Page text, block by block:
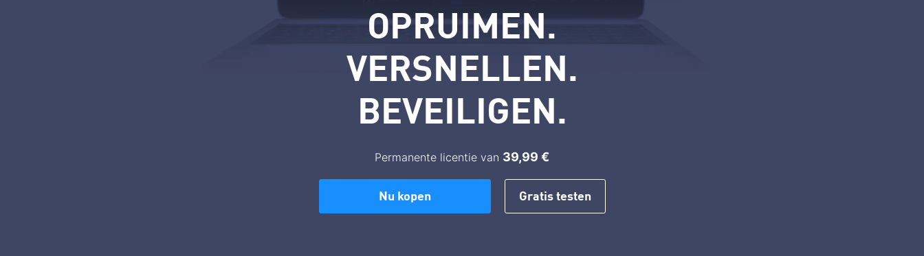
OPRUIMEN.
VERSNELLEN.
BEVEILIGEN.
Permanente licentie van 39,99 €
Nu kopen Gratis testen